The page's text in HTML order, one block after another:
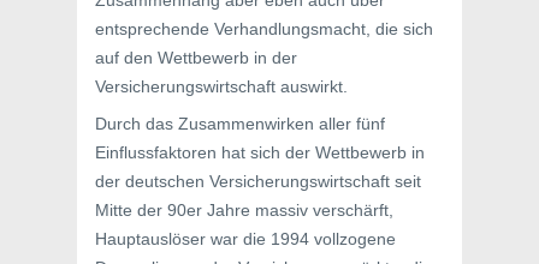
entsprechende Verhandlungsmacht, die sich
auf den Wettbewerb in der
Versicherungswirtschaft auswirkt.
Durch das Zusammenwirken aller fünf
Einflussfaktoren hat sich der Wettbewerb in
der deutschen Versicherungswirtschaft seit
Mitte der 90er Jahre massiv verschärft,
Hauptauslöser war die 1994 vollzogene